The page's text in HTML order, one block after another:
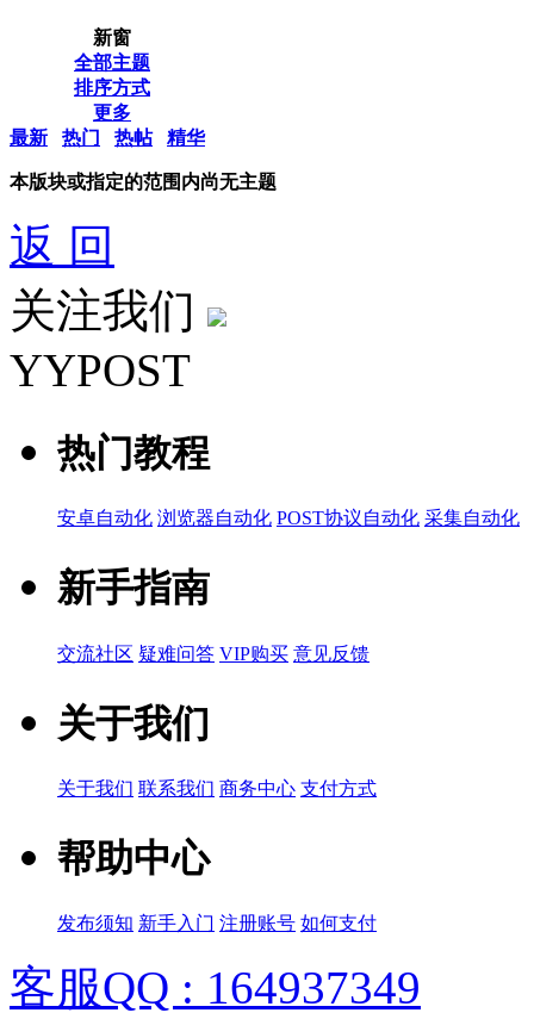
新窗
全部主题
排序方式
更多
最新
热门 热帖 精华
本版块或指定的范围内尚无主题
返 回
关注我们
YYPOST
热门教程
安卓自动化 浏览器自动化 POST协议自动化 采集自动化
新手指南
交流社区 疑难问答 VIP购买 意见反馈
关于我们
关于我们 联系我们 商务中心 支付方式
帮助中心
发布须知 新手入门 注册账号 如何支付
客服QQ : 164937349